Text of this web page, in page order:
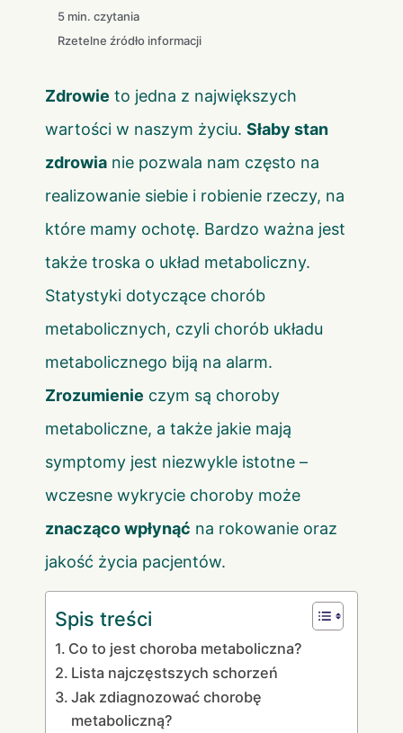
5 min. czytania
Rzetelne źródło informacji
Zdrowie to jedna z największych
wartości w naszym życiu. Słaby stan
zdrowia nie pozwala nam często na
realizowanie siebie i robienie rzeczy, na
które mamy ochotę. Bardzo ważna jest
także troska o układ metaboliczny.
Statystyki dotyczące chorób
metabolicznych, czyli chorób układu
metabolicznego biją na alarm.
Zrozumienie czym są choroby
metaboliczne, a także jakie mają
symptomy jest niezwykle istotne –
wczesne wykrycie choroby może
znacząco wpłynąć na rokowanie oraz
jakość życia pacjentów.
Spis treści
Co to jest choroba metaboliczna?
Lista najczęstszych schorzeń
Jak zdiagnozować chorobę
metaboliczną?